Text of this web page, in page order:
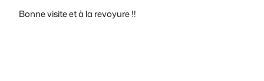
Bonne visite et à la revoyure !!